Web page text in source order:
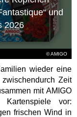
© AMIGO
und
2026
wieder eine
Zeit
mit AMIGO
vor:
frischen Wind in